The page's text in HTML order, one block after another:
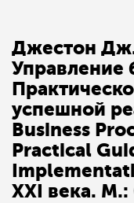
Джестон
Управление
успешной
Business
Practical
XXI века.